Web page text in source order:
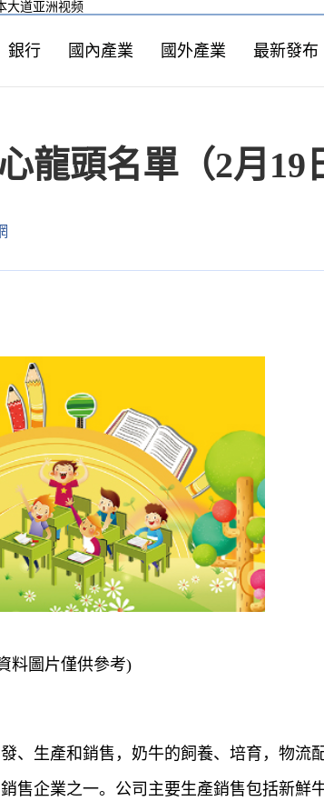
大道亚洲视频
銀行 國內產業 國外產業 最新發布
龍頭名單（2月19
料圖片僅供參考)
、生產和銷售，奶牛的飼養、培育，物流
售企業之一。公司主要生產銷售包括新鮮